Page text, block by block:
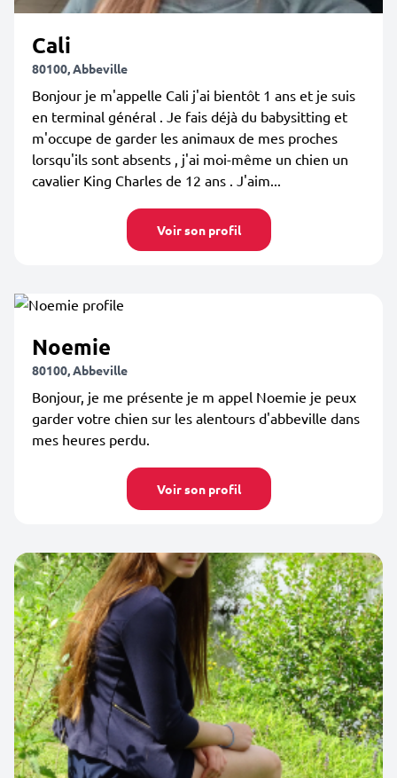
Cali
80100, Abbeville
Bonjour je m'appelle Cali j'ai bientôt 1 ans et je suis
en terminal général . Je fais déjà du babysitting et
m'occupe de garder les animaux de mes proches
lorsqu'ils sont absents , j'ai moi-même un chien un
cavalier King Charles de 12 ans . J'aim...
Voir son profil
Noemie
80100, Abbeville
Bonjour, je me présente je m appel Noemie je peux
garder votre chien sur les alentours d'abbeville dans
mes heures perdu.
Voir son profil